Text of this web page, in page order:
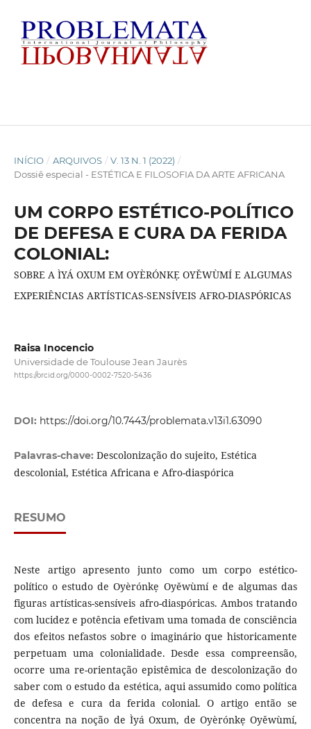
INÍCIO / ARQUIVOS / V. 13 N. 1 (2022) /
Dossiê especial - ESTÉTICA E FILOSOFIA DA ARTE AFRICANA
UM CORPO ESTÉTICO-POLÍTICO
DE DEFESA E CURA DA FERIDA
COLONIAL:
SOBRE A ÌYÁ OXUM EM OYÈRÓNKẸ OYĚWÙMÍ E ALGUMAS
EXPERIÊNCIAS ARTÍSTICAS-SENSÍVEIS AFRO-DIASPÓRICAS
Raisa Inocencio
Universidade de Toulouse Jean Jaurès
https://orcid.org/0000-0002-7520-5436
DOI: https://doi.org/10.7443/problemata.v13i1.63090
Palavras-chave: Descolonização do sujeito, Estética
descolonial, Estética Africana e Afro-diaspórica
RESUMO
Neste artigo apresento junto como um corpo estético-
político o estudo de Oyèrónkẹ Oyěwùmí e de algumas das
figuras artísticas-sensíveis afro-diaspóricas. Ambos tratando
com lucidez e potência efetivam uma tomada de consciência
dos efeitos nefastos sobre o imaginário que historicamente
perpetuam uma colonialidade. Desde essa compreensão,
ocorre uma re-orientação epistêmica de descolonização do
saber com o estudo da estética, aqui assumido como política
de defesa e cura da ferida colonial. O artigo então se
concentra na noção de Ìyá Oxum, de Oyèrónkẹ Oyěwùmí,